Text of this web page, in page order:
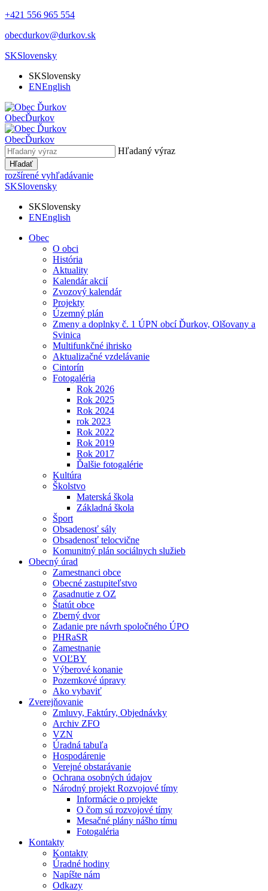
+421 556 965 554
obecdurkov@durkov.sk
SKSlovensky
SKSlovensky
ENEnglish
ObecĎurkov
ObecĎurkov
Hľadaný výraz
Hľadať
rozšírené vyhľadávanie
SKSlovensky
SKSlovensky
ENEnglish
Obec
O obci
História
Aktuality
Kalendár akcií
Zvozový kalendár
Projekty
Územný plán
Zmeny a doplnky č. 1 ÚPN obcí Ďurkov, Olšovany a
Svinica
Multifunkčné ihrisko
Aktualizačné vzdelávanie
Cintorín
Fotogaléria
Rok 2026
Rok 2025
Rok 2024
rok 2023
Rok 2022
Rok 2019
Rok 2017
Ďalšie fotogalérie
Kultúra
Školstvo
Materská škola
Základná škola
Šport
Obsadenosť sály
Obsadenosť telocvične
Komunitný plán sociálnych služieb
Obecný úrad
Zamestnanci obce
Obecné zastupiteľstvo
Zasadnutie z OZ
Štatút obce
Zberný dvor
Zadanie pre návrh spoločného ÚPO
PHRaSR
Zamestnanie
VOĽBY
Výberové konanie
Pozemkové úpravy
Ako vybaviť
Zverejňovanie
Zmluvy, Faktúry, Objednávky
Archiv ZFO
VZN
Úradná tabuľa
Hospodárenie
Verejné obstarávanie
Ochrana osobných údajov
Národný projekt Rozvojové tímy
Informácie o projekte
O čom sú rozvojové tímy
Mesačné plány nášho tímu
Fotogaléria
Kontakty
Kontakty
Úradné hodiny
Napíšte nám
Odkazy